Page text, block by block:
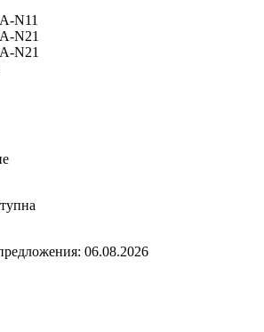
N11
N21
N21
06.08.2026